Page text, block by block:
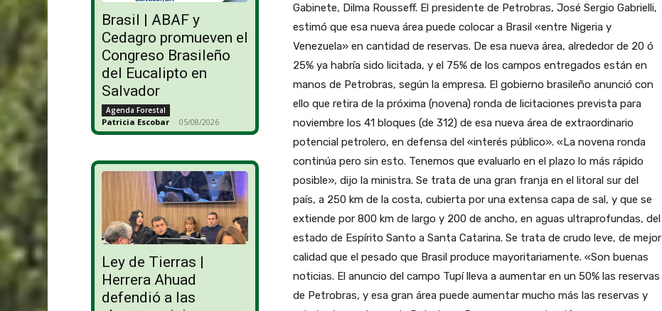
Brasil | ABAF y
Cedagro promueven el
Congreso Brasileño
del Eucalipto en
Salvador
Agenda Forestal
Patricia Escobar - 05/08/2026
Ley de Tierras |
Herrera Ahuad
defendió a las
Gabinete, Dilma Rousseff. El presidente de Petrobras, José Sergio Gabrielli,
estimó que esa nueva área puede colocar a Brasil «entre Nigeria y
Venezuela» en cantidad de reservas. De esa nueva área, alrededor de 20 ó
25% ya habría sido licitada, y el 75% de los campos entregados están en
manos de Petrobras, según la empresa. El gobierno brasileño anunció con
ello que retira de la próxima (novena) ronda de licitaciones prevista para
noviembre los 41 bloques (de 312) de esa nueva área de extraordinario
potencial petrolero, en defensa del «interés público». «La novena ronda
continúa pero sin esto. Tenemos que evaluarlo en el plazo lo más rápido
posible», dijo la ministra. Se trata de una gran franja en el litoral sur del
país, a 250 km de la costa, cubierta por una extensa capa de sal, y que se
extiende por 800 km de largo y 200 de ancho, en aguas ultraprofundas, del
estado de Espírito Santo a Santa Catarina. Se trata de crudo leve, de mejor
calidad que el pesado que Brasil produce mayoritariamente. «Son buenas
noticias. El anuncio del campo Tupí lleva a aumentar en un 50% las reservas
de Petrobras, y esa gran área puede aumentar mucho más las reservas y